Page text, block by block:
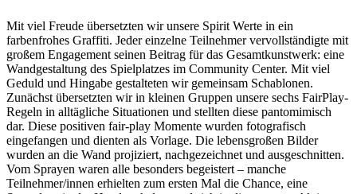
Mit viel Freude übersetzten wir unsere Spirit Werte in ein
farbenfrohes Graffiti. Jeder einzelne Teilnehmer vervollständigte mit
großem Engagement seinen Beitrag für das Gesamtkunstwerk: eine
Wandgestaltung des Spielplatzes im Community Center. Mit viel
Geduld und Hingabe gestalteten wir gemeinsam Schablonen.
Zunächst übersetzten wir in kleinen Gruppen unsere sechs FairPlay-
Regeln in alltägliche Situationen und stellten diese pantomimisch
dar. Diese positiven fair-play Momente wurden fotografisch
eingefangen und dienten als Vorlage. Die lebensgroßen Bilder
wurden an die Wand projiziert, nachgezeichnet und ausgeschnitten.
Vom Sprayen waren alle besonders begeistert – manche
Teilnehmer/innen erhielten zum ersten Mal die Chance, eine